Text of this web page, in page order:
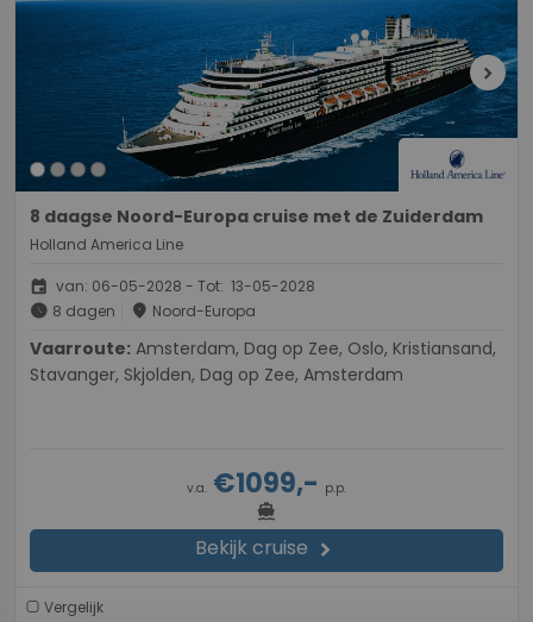
chevron_right
8 daagse Noord-Europa cruise met de Zuiderdam
Holland America Line
event van: 06-05-2028 - Tot: 13-05-2028
schedule 8 dagen place Noord-Europa
Vaarroute:
Stavanger, Skjolden, Dag op Zee, Amsterdam
v.a. €1099,- p.p.
directions_boat
Bekijk cruise chevron_right
Vergelijk